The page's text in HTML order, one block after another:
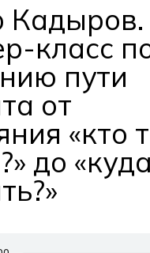
Кадыров.
класс
пути
от
«кто
до «куда